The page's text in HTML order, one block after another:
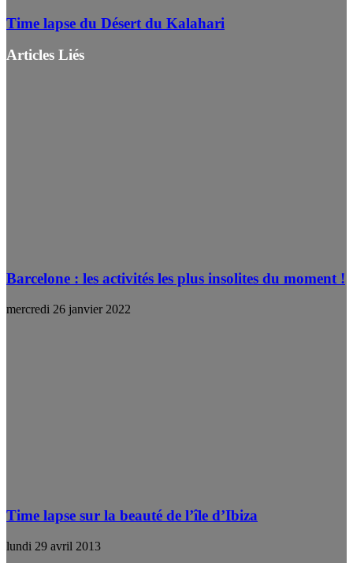
Time lapse du Désert du Kalahari
Articles Liés
Barcelone : les activités les plus insolites du moment !
mercredi 26 janvier 2022
Time lapse sur la beauté de l’île d’Ibiza
lundi 29 avril 2013